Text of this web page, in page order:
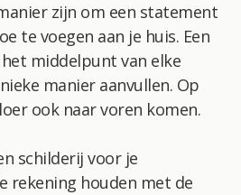
zijn om een statement
te voegen aan je huis. Een
middelpunt van elke
manier aanvullen. Op
ook naar voren komen.
schilderij voor je
rekening houden met de